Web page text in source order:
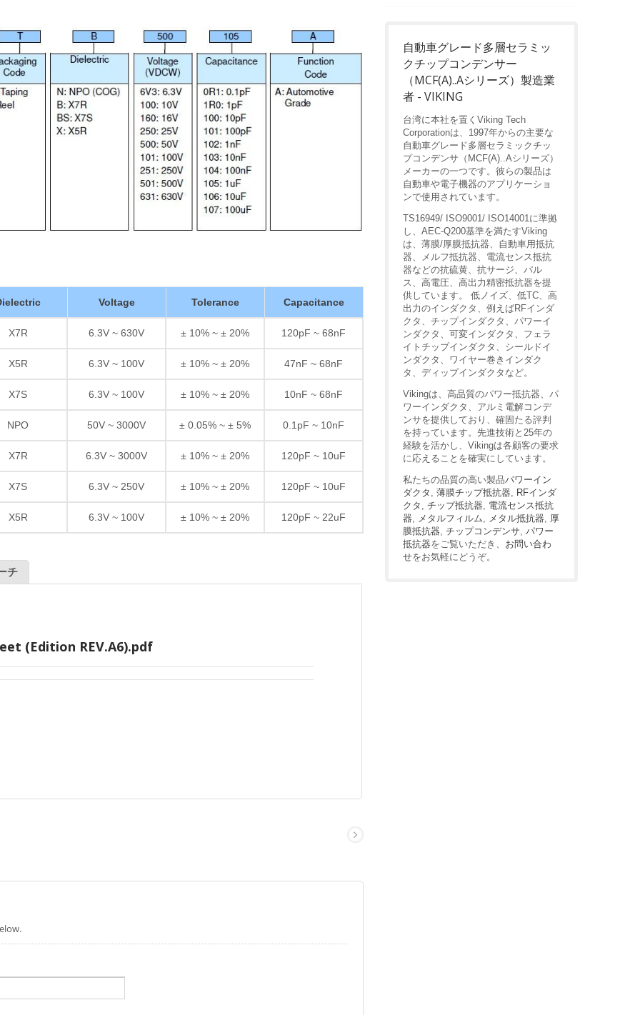
Voltage Tolerance Capacitance
X7R 6.3V ~ 630V ± 10% ~ ± 20% 120pF ~ 68nF
X5R 6.3V ~ 100V ± 10% ~ ± 20% 47nF ~ 68nF
X7S 6.3V ~ 100V ± 10% ~ ± 20% 10nF ~ 68nF
NPO 50V ~ 3000V ± 0.05% ~ ± 5% 0.1pF ~ 10nF
X7R 6.3V ~ 3000V ± 10% ~ ± 20% 120pF ~ 10uF
X7S 6.3V ~ 250V ± 10% ~ ± 20% 120pF ~ 10uF
X5R 6.3V ~ 100V ± 10% ~ ± 20% 120pF ~ 22uF
チ
(Edition REV.A6).pdf
自動車グレード多層セラミッ
クチップコンデンサー
（MCF(A)..Aシリーズ）製造業
者 - VIKING
台湾に本社を置くViking Tech
Corporationは、1997年からの主要な
自動車グレード多層セラミックチッ
プコンデンサ（MCF(A)..Aシリーズ）
メーカーの一つです。彼らの製品は
自動車や電子機器のアプリケーショ
ンで使用されています。
TS16949/ ISO9001/ ISO14001に準拠
し、AEC-Q200基準を満たすViking
は、薄膜/厚膜抵抗器、自動車用抵抗
器、メルフ抵抗器、電流センス抵抗
器などの抗硫黄、抗サージ、パル
ス、高電圧、高出力精密抵抗器を提
供しています。 低ノイズ、低TC、高
出力のインダクタ、例えばRFインダ
クタ、チップインダクタ、パワーイ
ンダクタ、可変インダクタ、フェラ
イトチップインダクタ、シールドイ
ンダクタ、ワイヤー巻きインダク
タ、ディップインダクタなど。
Vikingは、高品質のパワー抵抗器、パ
ワーインダクタ、アルミ電解コンデ
ンサを提供しており、確固たる評判
を持っています。先進技術と25年の
経験を活かし、Vikingは各顧客の要求
に応えることを確実にしています。
私たちの品質の高い製品パワーイン
ダクタ , 薄膜チップ抵抗器, RFインダ
クタ , チップ抵抗器, 電流センス抵抗
器, メタルフィルム, メタル抵抗器, 厚
膜抵抗器, チップコンデンサ, パワー
抵抗器をご覧いただき、 お問い合わ
せをお気軽にどうぞ。